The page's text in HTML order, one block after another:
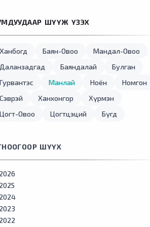
ШҮҮЖ ҮЗЭХ
Ханбогд Баян-Овоо
Мандал-Овоо
Даланзадгад
Баяндалай
Булган
Гурвантэс
Манлай Ноён
Номгон
Сэврэй
Ханхонгор
Хүрмэн
Цогт-Овоо
Цогтцэций Бүгд
ШҮҮХ